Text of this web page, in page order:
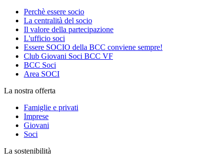
Perchè essere socio
La centralità del socio
Il valore della partecipazione
L'ufficio soci
Essere SOCIO della BCC conviene sempre!
Club Giovani Soci BCC VF
BCC Soci
Area SOCI
La nostra offerta
Famiglie e privati
Imprese
Giovani
Soci
La sostenibilità